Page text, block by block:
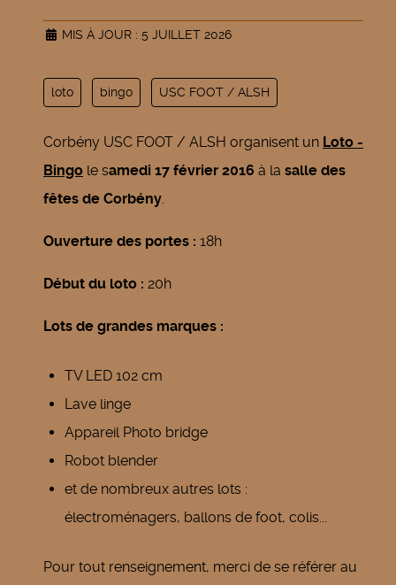
MIS À JOUR : 5 JUILLET 2026
loto bingo USC FOOT / ALSH
Corbény USC FOOT / ALSH organisent un Loto -
Bingo le samedi 17 février 2016 à la salle des
fêtes de Corbény
Ouverture des portes : 18h
Début du loto : 20h
Lots de grandes marques :
TV LED 102 cm
Lave linge
Appareil Photo bridge
Robot blender
et de nombreux autres lots :
électroménagers, ballons de foot, colis...
Pour tout renseignement, merci de se référer au